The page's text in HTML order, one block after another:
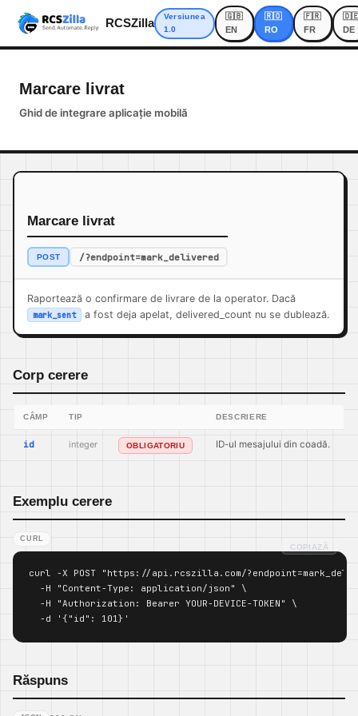
RCSZilla
Versiunea
1.0
🇬🇧
EN
🇷🇴
RO
🇫🇷
FR
DE
Marcare livrat
Ghid de integrare aplicație mobilă
Marcare livrat
POST /?endpoint=mark_delivered
Raportează o confirmare de livrare de la operator. Dacă
mark_sent a fost deja apelat, delivered_count nu se dublează.
Corp cerere
CÂMP TIP DESCRIERE
id integer OBLIGATORIU ID-ul mesajului din coadă.
Exemplu cerere
CURL
curl -X POST "https://api.rcszilla.com/
  -H "Content-Type: application/json" \
  -H "Authorization: Bearer YOUR-DEVICE-TOKEN" \
  -d '{"id": 101}'
COPIAZĂ
Răspuns